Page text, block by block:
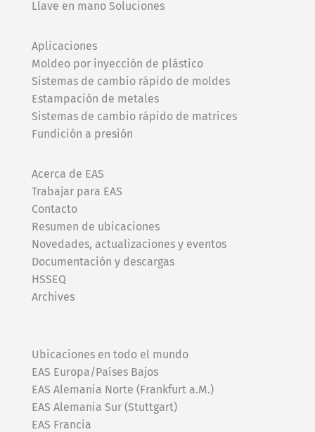
Llave en mano Soluciones
Aplicaciones
Moldeo por inyección de plástico
Sistemas de cambio rápido de moldes
Estampación de metales
Sistemas de cambio rápido de matrices
Fundición a presión
Acerca de EAS
Trabajar para EAS
Contacto
Resumen de ubicaciones
Novedades, actualizaciones y eventos
Documentación y descargas
HSSEQ
Archives
Ubicaciones en todo el mundo
EAS Europa/Países Bajos
EAS Alemania Norte (Frankfurt a.M.)
EAS Alemania Sur (Stuttgart)
EAS Francia